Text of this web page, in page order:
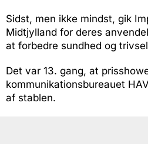
Sidst, men ikke mindst, gik
Midtjylland for deres
at forbedre sundhed og
Det var 13. gang, at
kommunikationsbureauet
af stablen.